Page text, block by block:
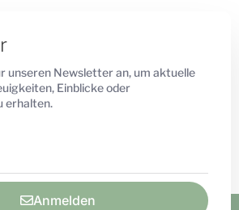
unseren Newsletter an, um aktuelle
Einblicke oder
erhalten.
Anmelden